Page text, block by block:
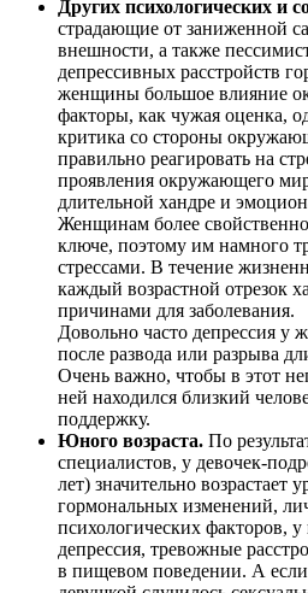
Других психологических и
страдающие от заниженной
внешности, а также
депрессивных расстройств
женщины большое влияние
факторы, как чужая оценка,
критика со стороны
правильно реагировать на
проявления окружающего
длительной хандре и
Женщинам более
ключе, поэтому им намного
стрессами. В течение
каждый возрастной отрезок
причинами для заболевания.
Довольно часто депрессия у
после развода или разрыва
Очень важно, чтобы в этот
ней находился близкий
поддержку.
Юного возраста. По
специалистов, у девочек-
лет) значительно возрастает
гормональных изменений,
психологических факторов, у
депрессия, тревожные
в пищевом поведении. А